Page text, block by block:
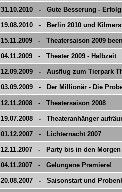
31.10.2010 - Gute Besserung -
19.08.2010 - Berlin 2010 und
15.11.2009 - Theatersaison 2009
04.11.2009 - Theater 2009 - Halbzeit
12.09.2009 - Ausflug zum Tierpark
03.09.2009 - Der Millionär - Die
12.11.2008 - Theatersaison 2008
19.07.2008 - Theateranhänger
01.12.2007 - Lichternacht 2007
12.11.2007 - Party bis in den Morgen
04.11.2007 - Gelungene Premiere!
20.08.2007 - Saisonstart und